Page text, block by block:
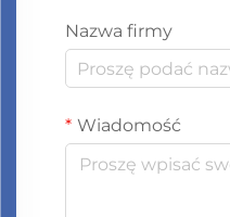
Nazwa firmy
Wiadomość